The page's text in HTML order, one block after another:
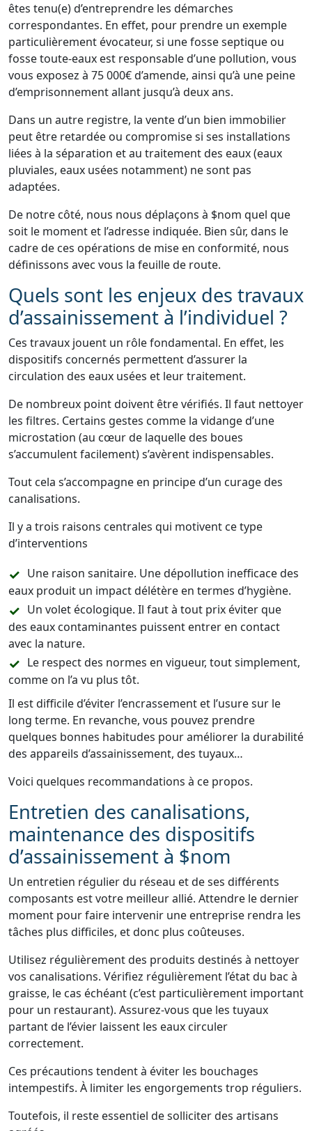
êtes tenu(e) d’entreprendre les démarches
correspondantes. En effet, pour prendre un exemple
particulièrement évocateur, si une fosse septique ou
fosse toute-eaux est responsable d’une pollution, vous
vous exposez à 75 000€ d’amende, ainsi qu’à une peine
d’emprisonnement allant jusqu’à deux ans.
Dans un autre registre, la vente d’un bien immobilier
peut être retardée ou compromise si ses installations
liées à la séparation et au traitement des eaux (eaux
pluviales, eaux usées notamment) ne sont pas
adaptées.
De notre côté, nous nous déplaçons à $nom quel que
soit le moment et l’adresse indiquée. Bien sûr, dans le
cadre de ces opérations de mise en conformité, nous
définissons avec vous la feuille de route.
Quels sont les enjeux des travaux
d’assainissement à l’individuel ?
Ces travaux jouent un rôle fondamental. En effet, les
dispositifs concernés permettent d’assurer la
circulation des eaux usées et leur traitement.
De nombreux point doivent être vérifiés. Il faut nettoyer
les filtres. Certains gestes comme la vidange d’une
microstation (au cœur de laquelle des boues
s’accumulent facilement) s’avèrent indispensables.
Tout cela s’accompagne en principe d’un curage des
canalisations.
Il y a trois raisons centrales qui motivent ce type
d’interventions
Une raison sanitaire. Une dépollution inefficace des
eaux produit un impact délétère en termes d’hygiène.
Un volet écologique. Il faut à tout prix éviter que
des eaux contaminantes puissent entrer en contact
avec la nature.
Le respect des normes en vigueur, tout simplement,
comme on l’a vu plus tôt.
Il est difficile d’éviter l’encrassement et l’usure sur le
long terme. En revanche, vous pouvez prendre
quelques bonnes habitudes pour améliorer la durabilité
des appareils d’assainissement, des tuyaux…
Voici quelques recommandations à ce propos.
Entretien des canalisations,
maintenance des dispositifs
d’assainissement à $nom
Un entretien régulier du réseau et de ses différents
composants est votre meilleur allié. Attendre le dernier
moment pour faire intervenir une entreprise rendra les
tâches plus difficiles, et donc plus coûteuses.
Utilisez régulièrement des produits destinés à nettoyer
vos canalisations. Vérifiez régulièrement l’état du bac à
graisse, le cas échéant (c’est particulièrement important
pour un restaurant). Assurez-vous que les tuyaux
partant de l’évier laissent les eaux circuler
correctement.
Ces précautions tendent à éviter les bouchages
intempestifs. À limiter les engorgements trop réguliers.
Toutefois, il reste essentiel de solliciter des artisans